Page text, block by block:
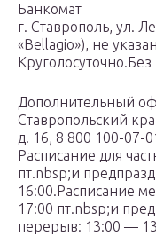
Банкомат
г. Ставрополь, ул.
«Bellagio»), не
Дополнительный
Ставропольский
д. 16, 8 800 100-07-
Расписание для
пт.nbsp;и
16:00.Расписание
17:00 пт.nbsp;и
перерыв: 13:00 —